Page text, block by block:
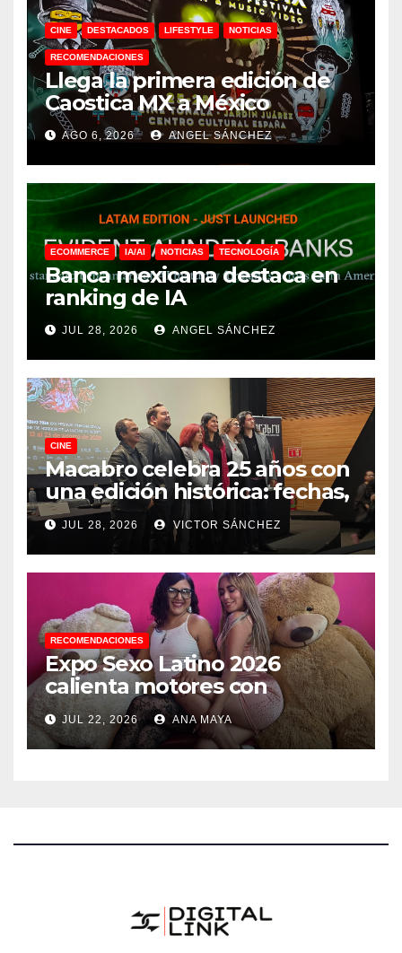
CINE DESTACADOS LIFESTYLE NOTICIAS
RECOMENDACIONES
Llega la primera edición de
Caostica MX a México
AGO 6, 2026 ANGEL SÁNCHEZ
ECOMMERCE IA/AI NOTICIAS TECNOLOGÍA
Banca mexicana destaca en
ranking de IA
JUL 28, 2026 ANGEL SÁNCHEZ
CINE
Macabro celebra 25 años con
una edición histórica: fechas,
sedes, invitados y todo lo que
debes saber
JUL 28, 2026 VICTOR SÁNCHEZ
RECOMENDACIONES
Expo Sexo Latino 2026
calienta motores con
conferencia de prensa y
anuncia actividades para
todos los gustos
JUL 22, 2026 ANA MAYA